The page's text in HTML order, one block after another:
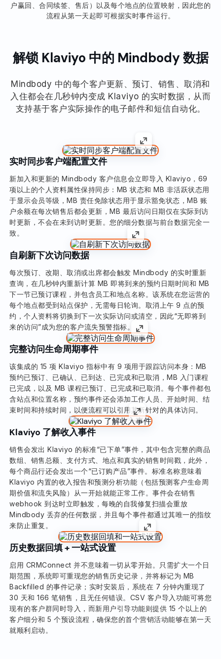
户赢回、合同续签、售后）以及每个地点的位置映射，因此您的
流程从第一天起即可根据实时事件运行。
解锁 Klaviyo 中的 Mindbody 数据
Mindbody 中的每个客户更新、预订、销售、取消和
入住都会在几秒钟内变成 Klaviyo 的实时数据，从而
支持基于客户实际操作的电子邮件和短信自动化。
实时同步客户端配置文件
新加入和更新的 Mindbody 客户信息会立即导入 Klaviyo，69
项以上的个人资料属性保持同步：MB 状态和 MB 非活跃状态用
于显示会员等级，MB 责任免除状态用于显示豁免状态，MB 账
户余额在每次销售后都会更新，MB 最后访问日期仅在实际到访
时更新，不会在未到访时更新。您的细分数据与前台数据完全一
致。
自刷新下次访问数据
每次预订、改期、取消或出席都会触发 Mindbody 的实时重新
查询，在几秒钟内重新计算 MB 即将到来的预约日期时间和 MB
下一节已预订课程，并包含员工和地点名称。该系统在您运营的
每个地点都受到站点保护，无需每日轮询。取消上午 9 点的预
约，个人资料将切换到下一次实际访问或清空，因此“无即将到
来的访问”成为您的客户流失预警指标。
完整访问生命周期事件
该集成的 15 项 Klaviyo 指标中有 9 项用于跟踪访问本身：MB
预约已预订、已确认、已到达、已完成和已取消，MB 入门课程
已完成，以及 MB 课程已预订、已完成和已取消。每个事件都包
含站点和位置名称，预约事件还会添加工作人员、开始时间、结
束时间和持续时间，以便流程可以引用其所针对的具体访问。
Klaviyo 了解收入事件
销售会发出 Klaviyo 的标准“已下单”事件，其中包含完整的商品
数组、销售总额、支付方式、地点和真实的销售时间戳，此外，
每个商品行还会发出一个“已订购产品”事件。标准名称意味着
Klaviyo 内置的收入报告和预测分析功能（包括预测客户生命周
期价值和流失风险）从一开始就能正常工作。事件会在销售
webhook 到达时立即触发，每晚的自我修复扫描会重放
Mindbody 丢弃的任何数据，并且每个事件都通过其唯一的指纹
来防止重复。
历史数据回填 + 一站式设置
启用 CRMConnect 并不意味着一切从零开始。只需扩大一个日
期范围，系统即可重现您的销售历史记录，并将标记为 MB
Backfilled 的事件记录；实时安装后，系统在 7 分钟内重现了
30 天和 166 笔销售，且无任何错误。CSV 客户导入功能可将您
现有的客户群同时导入，而新用户引导功能则提供 15 个以上的
客户细分和 5 个预设流程，确保您的首个营销活动能够在第一天
就顺利启动。